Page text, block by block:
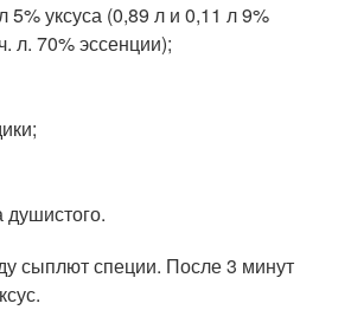
5% уксуса (0,89 л и 0,11 л 9%
л. 70% эссенции);
сыплют специи. После 3 минут